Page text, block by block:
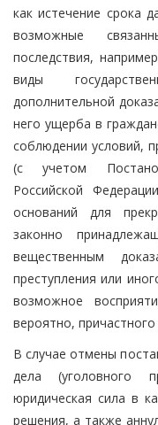
как истечение срока
возможные
последствия,
виды
дополнительной
него ущерба в
соблюдении условий,
(с учетом
Российской
оснований для
законно
вещественным
преступления или
возможное
вероятно,
В случае отмены
дела (уголовного
юридическая сила в
решения, а также